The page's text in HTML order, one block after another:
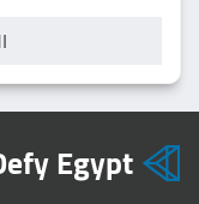
Egypt